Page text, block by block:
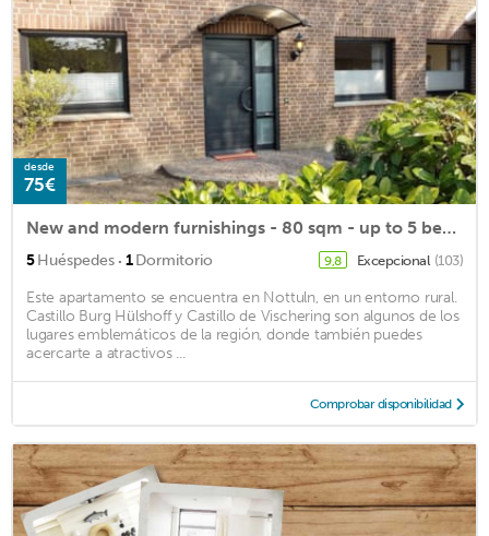
desde
75€
New and modern furnishings - 80 sqm - up to 5 beds - good location Nottuln
5Huéspedes · 1Dormitorio 9,8 Excepcional (103)
Este apartamento se encuentra en Nottuln, en un entorno rural.
Castillo Burg Hülshoff y Castillo de Vischering son algunos de los
lugares emblemáticos de la región, donde también puedes
acercarte a atractivos ...
Comprobar disponibilidad